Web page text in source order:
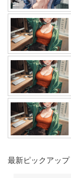
最新ピックアップ